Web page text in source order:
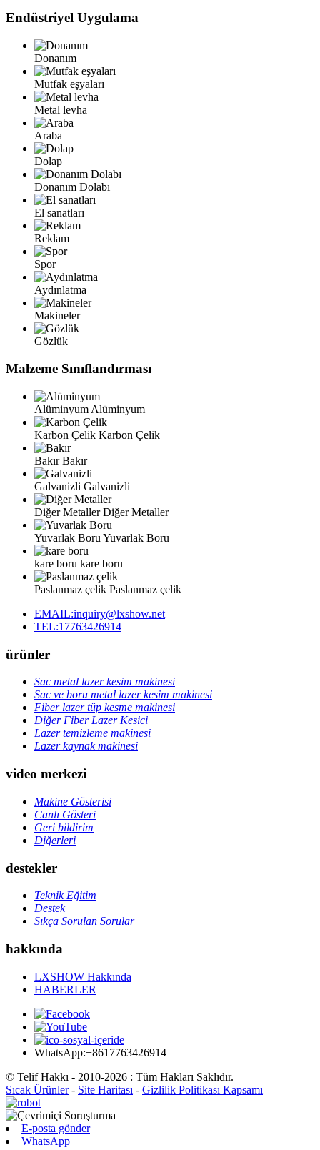
Endüstriyel Uygulama
Donanım
Mutfak eşyaları
Metal levha
Araba
Dolap
Donanım Dolabı
El sanatları
Reklam
Spor
Aydınlatma
Makineler
Gözlük
Malzeme Sınıflandırması
Alüminyum Alüminyum
Karbon Çelik Karbon Çelik
Bakır Bakır
Galvanizli Galvanizli
Diğer Metaller Diğer Metaller
Yuvarlak Boru Yuvarlak Boru
kare boru kare boru
Paslanmaz çelik Paslanmaz çelik
EMAIL:inquiry@lxshow.net
TEL:17763426914
ürünler
Sac metal lazer kesim makinesi
Sac ve boru metal lazer kesim makinesi
Fiber lazer tüp kesme makinesi
Diğer Fiber Lazer Kesici
Lazer temizleme makinesi
Lazer kaynak makinesi
video merkezi
Makine Gösterisi
Canlı Gösteri
Geri bildirim
Diğerleri
destekler
Teknik Eğitim
Destek
Sıkça Sorulan Sorular
hakkında
LXSHOW Hakkında
HABERLER
WhatsApp:+8617763426914
© Telif Hakkı - 2010-2026 : Tüm Hakları Saklıdır.
Sıcak Ürünler- Site Haritası - Gizlilik Politikası Kapsamı
E-posta gönder
WhatsApp